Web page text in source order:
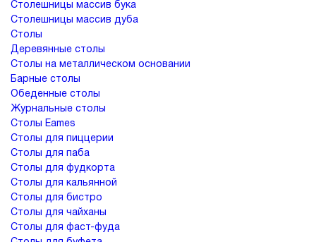
Столешницы массив бука
Столешницы массив дуба
Столы
Деревянные столы
Столы на металлическом основании
Барные столы
Обеденные столы
Журнальные столы
Столы Eames
Столы для пиццерии
Столы для паба
Столы для фудкорта
Столы для кальянной
Столы для бистро
Столы для чайханы
Столы для фаст-фуда